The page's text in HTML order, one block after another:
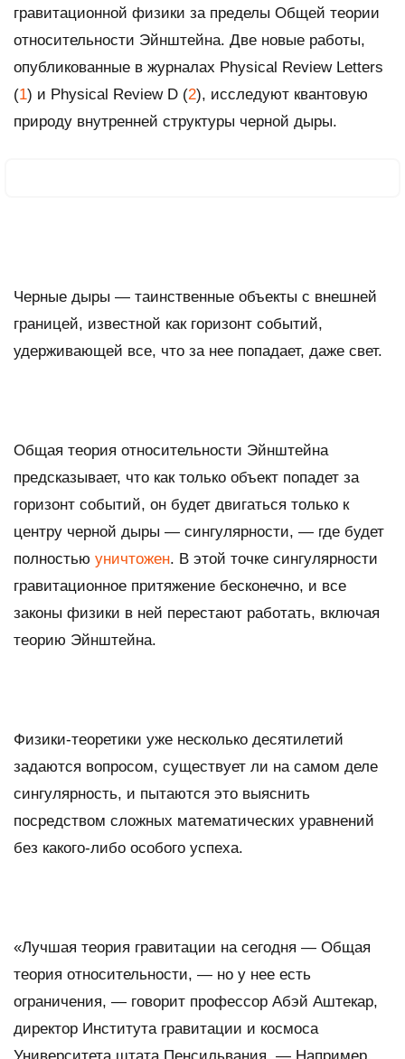
гравитационной физики за пределы Общей теории
относительности Эйнштейна. Две новые работы,
опубликованные в журналах Physical Review Letters
(1) и Physical Review D (2), исследуют квантовую
природу внутренней структуры черной дыры.
Черные дыры — таинственные объекты с внешней
границей, известной как горизонт событий,
удерживающей все, что за нее попадает, даже свет.
Общая теория относительности Эйнштейна
предсказывает, что как только объект попадет за
горизонт событий, он будет двигаться только к
центру черной дыры — сингулярности, — где будет
полностью уничтожен. В этой точке сингулярности
гравитационное притяжение бесконечно, и все
законы физики в ней перестают работать, включая
теорию Эйнштейна.
Физики-теоретики уже несколько десятилетий
задаются вопросом, существует ли на самом деле
сингулярность, и пытаются это выяснить
посредством сложных математических уравнений
без какого-либо особого успеха.
«Лучшая теория гравитации на сегодня — Общая
теория относительности, — но у нее есть
ограничения, — говорит профессор Абэй Аштекар,
директор Института гравитации и космоса
Университета штата Пенсильвания. — Например,